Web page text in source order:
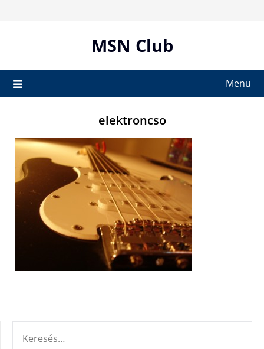
MSN Club
Menu
elektroncso